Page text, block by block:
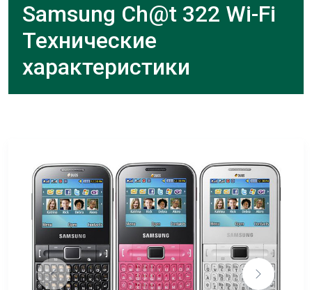
Samsung Ch@t 322 Wi-Fi
Технические
характеристики